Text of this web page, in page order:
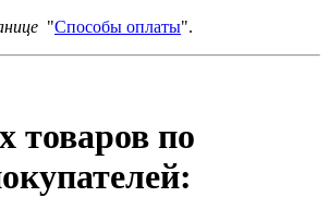
"Способы оплаты".
товаров по